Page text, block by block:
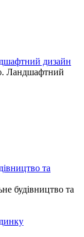
дизайн
Ландшафтний
та
будівництво та